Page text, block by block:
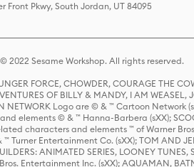
Front Pkwy, South Jordan, UT 84095
Sesame Workshop. All rights reserved.
FORCE, CHOWDER, COURAGE THE
OF BILLY & MANDY, I AM WEASEL,
Logo are © & ™ Cartoon Network
and elements © & ™ Hanna-Barbera (sXX);
characters and elements ™ of Warner
Entertainment Co. (sXX); TOM AND
ANIMATED SERIES, LOONEY TUNES,
Entertainment Inc. (sXX); AQUAMAN,